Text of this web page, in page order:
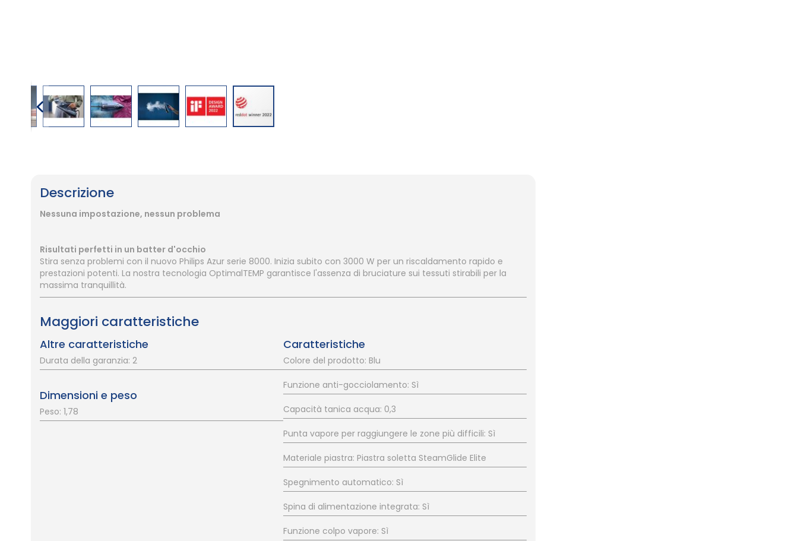
Descrizione
Nessuna impostazione, nessun problema
Risultati perfetti in un batter d'occhio
Stira senza problemi con il nuovo Philips Azur serie 8000. Inizia subito con 3000 W per un riscaldamento rapido e
prestazioni potenti. La nostra tecnologia OptimalTEMP garantisce l'assenza di bruciature sui tessuti stirabili per la
massima tranquillità.
Maggiori caratteristiche
Altre caratteristiche
Durata della garanzia: 2
Dimensioni e peso
Peso: 1,78
Caratteristiche
Colore del prodotto: Blu
Funzione anti-gocciolamento: Sì
Capacità tanica acqua: 0,3
Punta vapore per raggiungere le zone più difficili: Sì
Materiale piastra: Piastra soletta SteamGlide Elite
Spegnimento automatico: Sì
Spina di alimentazione integrata: Sì
Funzione colpo vapore: Sì